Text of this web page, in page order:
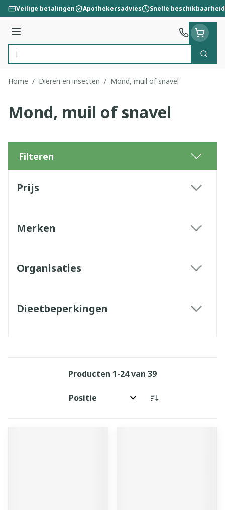
Ga naar de inhoud
Veilige betalingen Apothekersadvies Snelle beschikbaarheid
Menu
Product, merk, categorie...
Zoek
Home / Dieren en insecten / Mond, muil of snavel
Mond, muil of snavel
Filteren
Prijs
Merken
Organisaties
Dieetbeperkingen
Producten 1-24van 39
Sorteer op: